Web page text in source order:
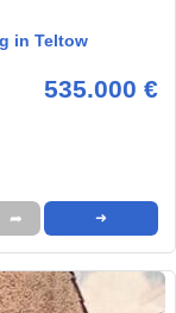
in Teltow
535.000 €
➦ ➜